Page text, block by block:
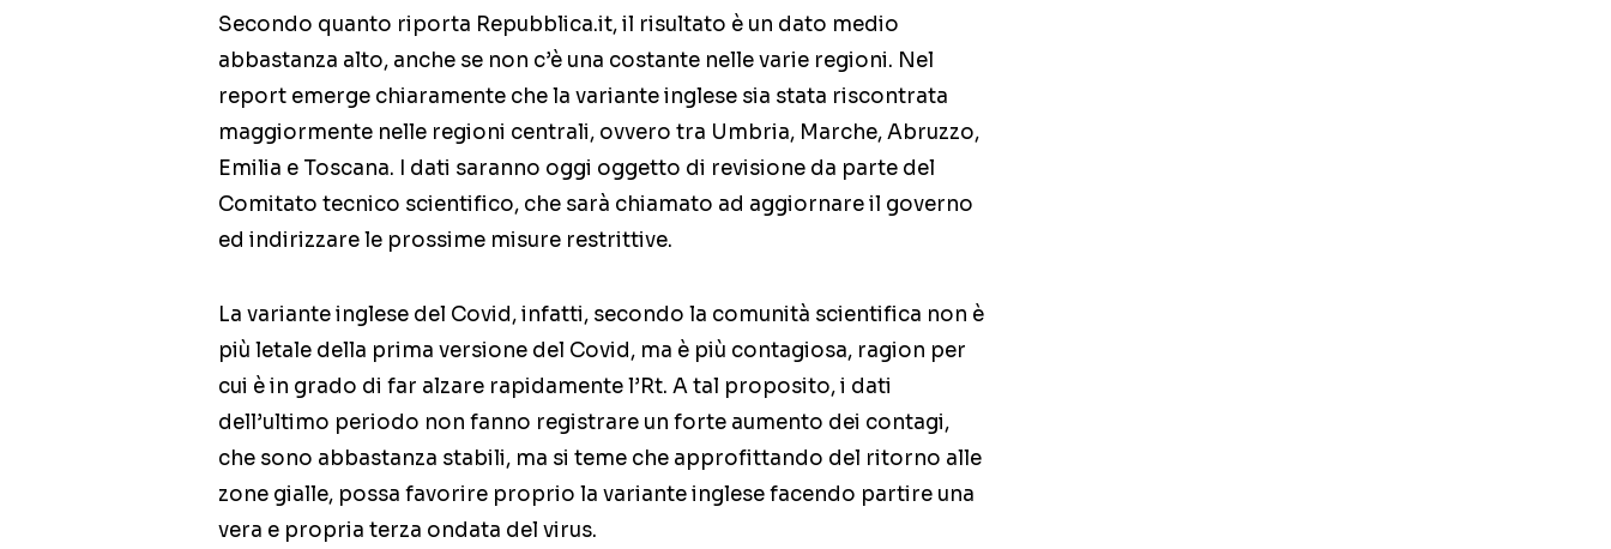
Secondo quanto riporta Repubblica.it, il risultato è un dato medio
abbastanza alto, anche se non c’è una costante nelle varie regioni. Nel
report emerge chiaramente che la variante inglese sia stata riscontrata
maggiormente nelle regioni centrali, ovvero tra Umbria, Marche, Abruzzo,
Emilia e Toscana. I dati saranno oggi oggetto di revisione da parte del
Comitato tecnico scientifico, che sarà chiamato ad aggiornare il governo
ed indirizzare le prossime misure restrittive.
La variante inglese del Covid, infatti, secondo la comunità scientifica non è
più letale della prima versione del Covid, ma è più contagiosa, ragion per
cui è in grado di far alzare rapidamente l’Rt. A tal proposito, i dati
dell’ultimo periodo non fanno registrare un forte aumento dei contagi,
che sono abbastanza stabili, ma si teme che approfittando del ritorno alle
zone gialle, possa favorire proprio la variante inglese facendo partire una
vera e propria terza ondata del virus.